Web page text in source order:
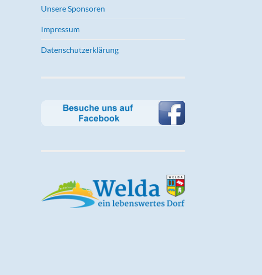
Unsere Sponsoren
Impressum
Datenschutzerklärung